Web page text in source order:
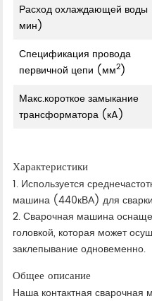
Расход охлаждающей
мин)
Спецификация провода
первичной цепи (мм2)
Макс.короткое замыкание
трансформатора (кA)
Характеристики
1. Используется
машина (440кВА) для
2. Сварочная машина
головкой, которая может
заклепывание одновеменно.
Общее описание
Наша контактная